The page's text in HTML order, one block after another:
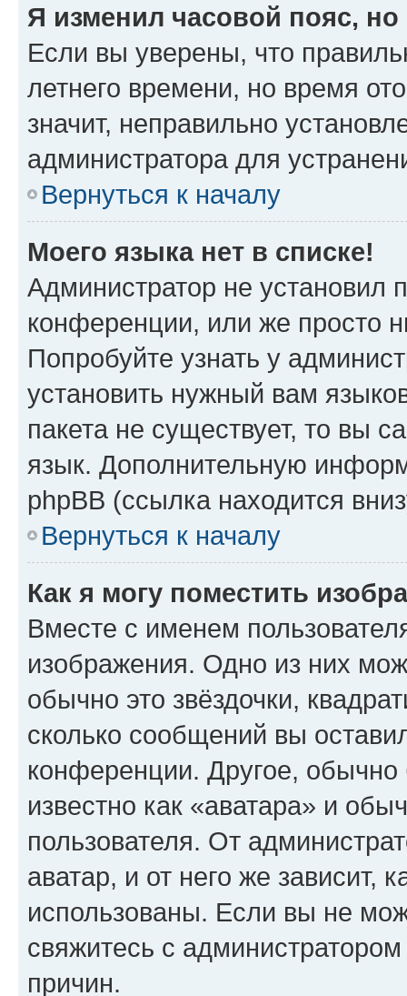
Я изменил часовой пояс,
Если вы уверены, что
летнего времени, но время
значит, неправильно
администратора для
Вернуться к началу
Моего языка нет в списке!
Администратор не установил
конференции, или же просто
Попробуйте узнать у
установить нужный вам
пакета не существует, то вы
язык. Дополнительную
phpBB (ссылка находится
Вернуться к началу
Как я могу поместить
Вместе с именем
изображения. Одно из них
обычно это звёздочки,
сколько сообщений вы
конференции. Другое,
известно как «аватара» и
пользователя. От
аватар, и от него же зависит,
использованы. Если вы не
свяжитесь с
причин.